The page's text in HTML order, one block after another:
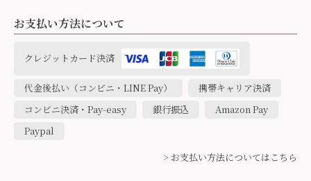
お支払い方法について
クレジットカード決済
代金後払い（コンビニ・LINE Pay）
携帯キャリア決済
コンビニ決済・Pay-easy
銀行振込
Amazon Pay
Paypal
> お支払い方法についてはこちら